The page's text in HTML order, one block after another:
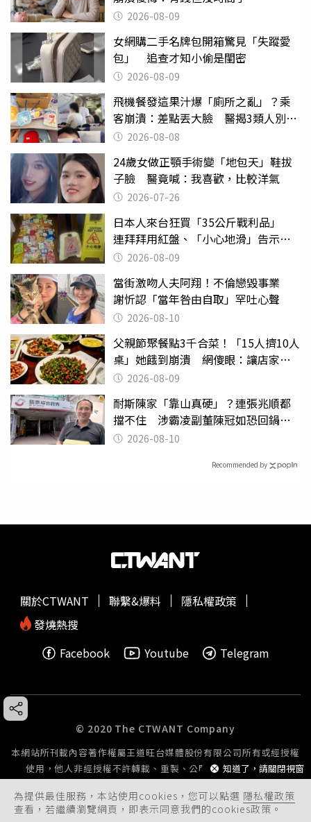
2026-08-09
女網購二手名牌包開箱驚見「失蹤愛
包」 追查才知小偷是閨密
2026-08-09
飛機餐發這果汁爆「廁所之亂」？乘
客崩潰：差點丟大臉 醫揭3類人別亂
喝 2026-08-08
24歲女做正顎手術變「地包天」鞋拔
子臉 醫竟喊：我喜歡，比較洋氣
2026-07-26
日本人來台狂買「35公斤戰利品」
連拜拜用紅盤、「小心地滑」告示牌
也帶回家
2026-08-09
當街激吻人夫阿翔！不倫戀毀事業
謝忻認「當年咎由自取」罕吐心聲
2026-08-10
父親節聚餐點3千合菜！「15人擠10人
桌」她餓到崩潰 網傻眼：讓店家看
笑話2026-08-09
耐斯陳家「靠山真硬」？連張兆順都
擋不住 涉霸凌副董陳冠如恐回鍋國
票證2026-08-10
Recommended by
為提供最佳服務，本站使用cookies，您可以點選 隱私權政策
查看，若繼續瀏覽網頁，即表示同意我們的cookies政策。
知道了，請關閉視窗
關於CTWANT 聯繫&爆料
隱私權政策
發燒熱搜
Facebook
Youtube Telegram
© 2020 The CTWANT Company
本網站所刊載內容著作權屬王道旺台媒體股份有限公司所有或經授權
使用，他人非經授權不許轉載、重製、公開播送或公開傳輸。